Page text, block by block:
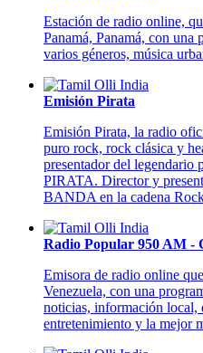
Estación de radio online,
Panamá, Panamá, con una
varios géneros, música
Emisión Pirata
Emisión Pirata, la radio
puro rock, rock clásica y
presentador del
PIRATA. Director y
BANDA en la cadena
Radio Popular 950 AM -
Emisora de radio online
Venezuela, con una
noticias, información local,
entretenimiento y la mejor